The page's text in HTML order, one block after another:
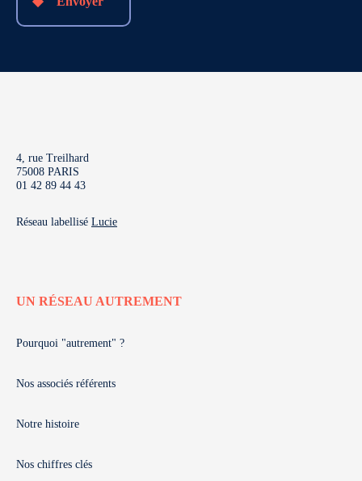
4, rue Treilhard
75008 PARIS
01 42 89 44 43
Réseau labellisé Lucie
UN RÉSEAU AUTREMENT
Pourquoi "autrement" ?
Nos associés référents
Notre histoire
Nos chiffres clés